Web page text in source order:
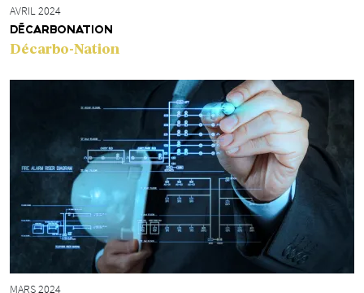
AVRIL 2024
DÉCARBONATION
Décarbo-Nation
MARS 2024